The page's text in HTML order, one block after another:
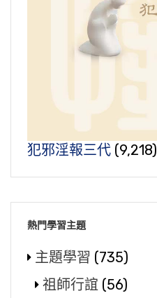
犯邪淫報三代 (9,218)
熱門學習主題
主題學習 (735)
祖師行誼 (56)